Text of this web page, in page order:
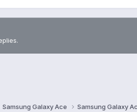
Samsung Galaxy Ace Samsung Galaxy